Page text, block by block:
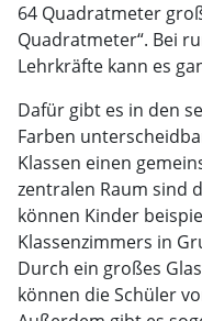
64 Quadratmeter
Quadratmeter“. Bei
Lehrkräfte kann es
Dafür gibt es in den
Farben
Klassen einen
zentralen Raum sind
können Kinder
Klassenzimmers in
Durch ein großes
können die Schüler